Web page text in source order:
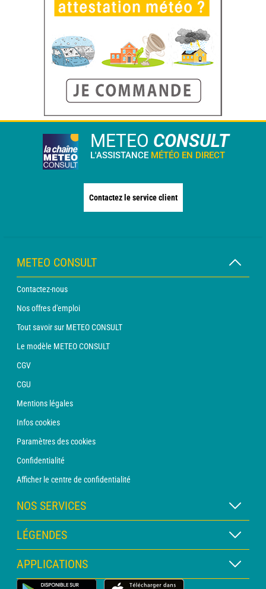
METEO CONSULT
L'ASSISTANCE MÉTÉO EN DIRECT
Contactez le service client
METEO CONSULT
Contactez-nous
Nos offres d'emploi
Tout savoir sur METEO CONSULT
Le modèle METEO CONSULT
CGV
CGU
Mentions légales
Infos cookies
Paramètres des cookies
Confidentialité
Afficher le centre de confidentialité
NOS SERVICES
Abonnement METEO Xpert
Abonnement METEO PRO
Consultation avec un prévisionniste
LÉGENDES
Légende des cartes
Légende des pictogrammes
APPLICATIONS